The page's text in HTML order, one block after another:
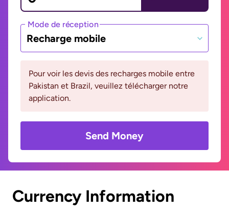
Mode de réception
Recharge mobile
Pour voir les devis des recharges mobile entre
Pakistan et Brazil, veuillez télécharger notre
application.
Send Money
Currency Information